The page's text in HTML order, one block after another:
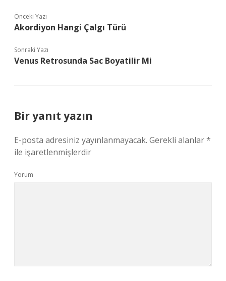
Önceki Yazı
Akordiyon Hangi Çalgı Türü
Sonraki Yazı
Venus Retrosunda Sac Boyatilir Mi
Bir yanıt yazın
E-posta adresiniz yayınlanmayacak. Gerekli alanlar*
ile işaretlenmişlerdir
Yorum